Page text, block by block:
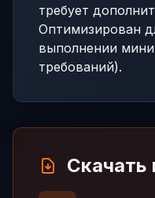
требует
Оптимизирован
выполнении
требований).
Скачать